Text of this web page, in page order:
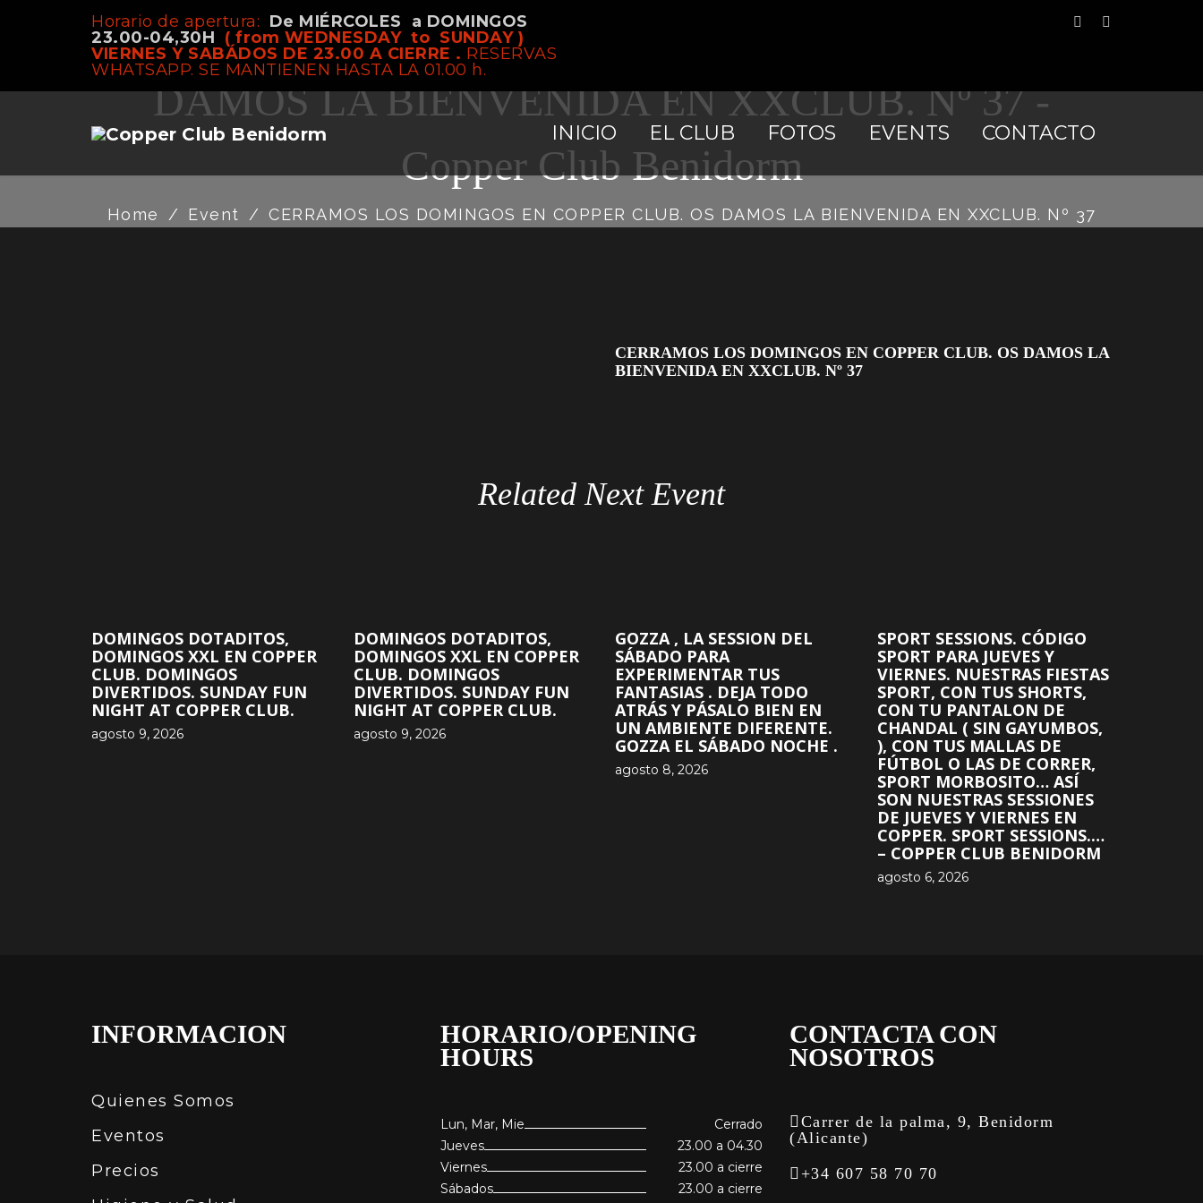
Horario de apertura: De MIÉRCOLES a DOMINGOS
23.00-04,30H ( from WEDNESDAY to SUNDAY )
VIERNES Y SABÁDOS DE 23.00 A CIERRE . RESERVAS
WHATSAPP. SE MANTIENEN HASTA LA 01.00 h.
INICIO EL CLUB FOTOS EVENTS CONTACTO
CERRAMOS LOS DOMINGOS EN COPPER CLUB. OS
DAMOS LA BIENVENIDA EN XXCLUB. Nº 37 -
Copper Club Benidorm
Home / Event / CERRAMOS LOS DOMINGOS EN COPPER CLUB. OS DAMOS LA BIENVENIDA EN XXCLUB. Nº 37
CERRAMOS LOS DOMINGOS EN COPPER CLUB. OS DAMOS LA
BIENVENIDA EN XXCLUB. Nº 37
Related Next Event
DOMINGOS DOTADITOS,
DOMINGOS XXL EN COPPER
CLUB. DOMINGOS
DIVERTIDOS. SUNDAY FUN
NIGHT AT COPPER CLUB.
agosto 9, 2026
DOMINGOS DOTADITOS,
DOMINGOS XXL EN COPPER
CLUB. DOMINGOS
DIVERTIDOS. SUNDAY FUN
NIGHT AT COPPER CLUB.
agosto 9, 2026
GOZZA , LA SESSION DEL
SÁBADO PARA
EXPERIMENTAR TUS
FANTASIAS . DEJA TODO
ATRÁS Y PÁSALO BIEN EN
UN AMBIENTE DIFERENTE.
GOZZA EL SÁBADO NOCHE .
agosto 8, 2026
SPORT SESSIONS. CÓDIGO
SPORT PARA JUEVES Y
VIERNES. NUESTRAS FIESTAS
SPORT, CON TUS SHORTS,
CON TU PANTALON DE
CHANDAL ( SIN GAYUMBOS,
), CON TUS MALLAS DE
FÚTBOL O LAS DE CORRER,
SPORT MORBOSITO… ASÍ
SON NUESTRAS SESSIONES
DE JUEVES Y VIERNES EN
COPPER. SPORT SESSIONS.…
– COPPER CLUB BENIDORM
agosto 6, 2026
INFORMACION
Quienes Somos
Eventos
Precios
HORARIO/OPENING
HOURS
Lun, Mar, Mie
Cerrado
Jueves
23.00 a 04.30
Viernes
23.00 a cierre
Sábados
23.00 a cierre
CONTACTA CON
NOSOTROS
Carrer de la palma, 9, Benidorm
(Alicante)
+34 607 58 70 70